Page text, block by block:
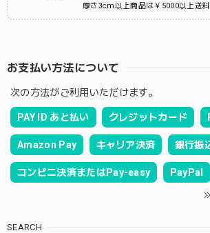
厚さ3cm以上商品は￥5000以上送
お支払い方法について
次の方法がご利用いただけます。
PAY ID あと払い クレジットカード
Amazon Pay キャリア決済 銀行振
コンビニ決済またはPay-easy PayPal
SEARCH